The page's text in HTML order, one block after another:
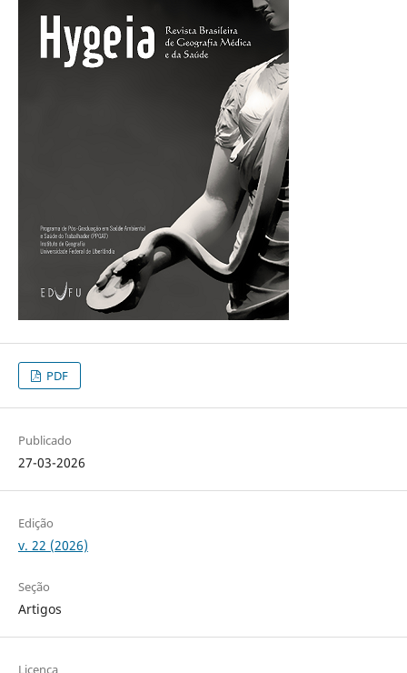
PDF
Publicado
27-03-2026
Edição
v. 22 (2026)
Seção
Artigos
Licença